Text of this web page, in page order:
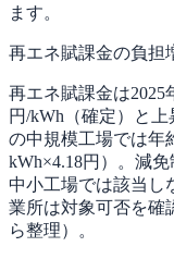
ます。
再エネ賦課金の負担
再エネ賦課金は2025
円/kWh（確定）と
の中規模工場では年
kWh×4.18円）。減
中小工場では該当し
業所は対象可否を確
ら整理）。